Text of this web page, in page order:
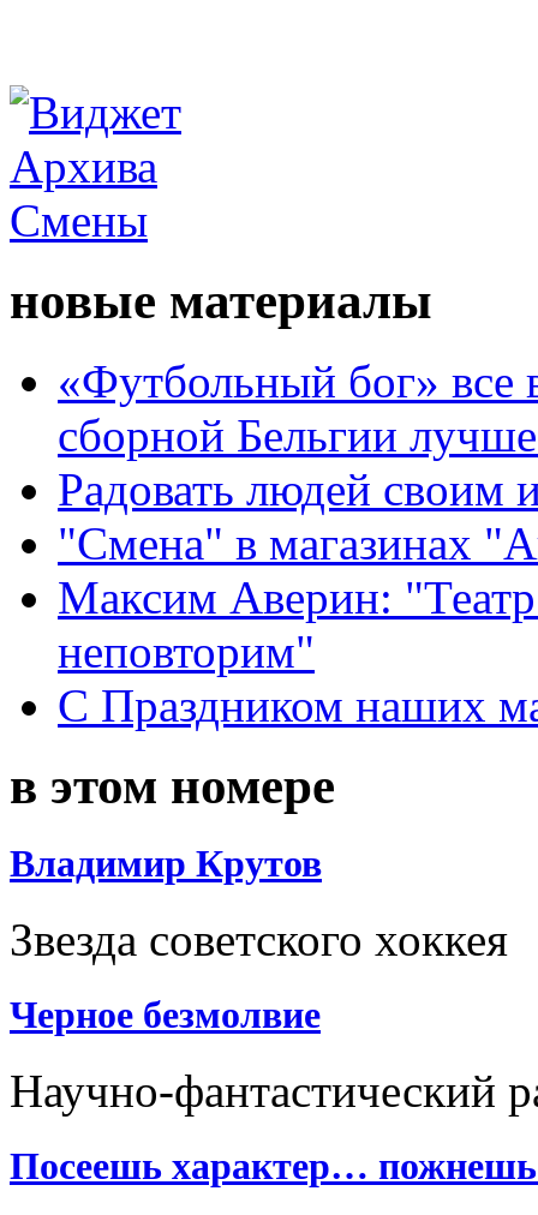
новые материалы
«Футбольный бог» все
сборной Бельгии
Радовать людей своим
"Смена" в магазинах
Максим Аверин:
неповторим"
С Праздником наших
в этом номере
Владимир Крутов
Звезда советского хоккея
Черное безмолвие
Научно-фантастический
Посеешь характер… пожнешь